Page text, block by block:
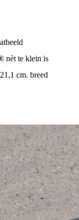
nèt te klein is
cm. breed